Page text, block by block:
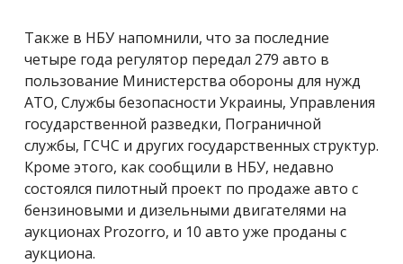
Также в НБУ напомнили, что за последние
четыре года регулятор передал 279 авто в
пользование Министерства обороны для нужд
АТО, Службы безопасности Украины, Управления
государственной разведки, Пограничной
службы, ГСЧС и других государственных структур.
Кроме этого, как сообщили в НБУ, недавно
состоялся пилотный проект по продаже авто с
бензиновыми и дизельными двигателями на
аукционах Prozorro, и 10 авто уже проданы с
аукциона.